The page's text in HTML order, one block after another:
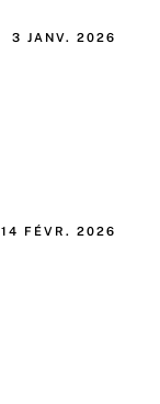
3 JANV. 2026
14 FÉVR. 2026